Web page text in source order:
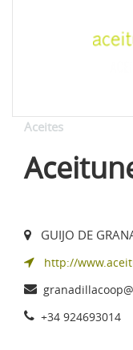
Aceites
GUIJO DE
http://
+34 924693014